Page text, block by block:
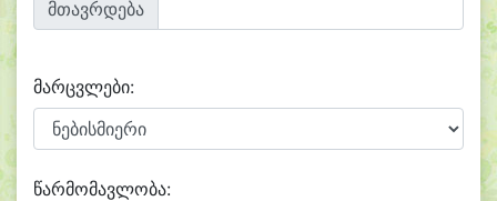
მთავრდება
მარცვლები:
წარმომავლობა: